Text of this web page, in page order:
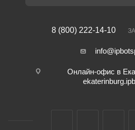
8 (800) 222-14-10
Онлайн-офис в